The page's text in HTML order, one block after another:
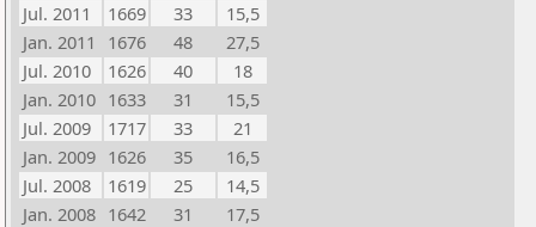
Jul. 2011
1669 33
15,5
Jan. 2011
1676 48
27,5
Jul. 2010
1626 40
18
Jan. 2010 1633 31
15,5
Jul. 2009
1717 33
21
Jan. 2009 1626 35
16,5
Jul. 2008
1619 25
14,5
Jan. 2008 1642 31
17,5